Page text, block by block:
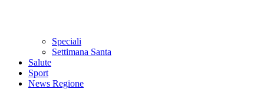
Speciali
Settimana Santa
Salute
Sport
News Regione